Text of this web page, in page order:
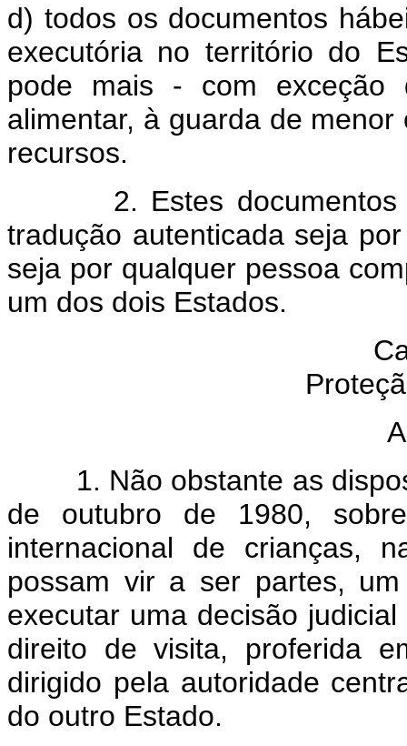
d) todos os documentos
executória no território do
pode mais - com exceção
alimentar, à guarda de
recursos.
2. Estes documentos
tradução autenticada seja
seja por qualquer pessoa
um dos dois Estados.
1. Não obstante as
de outubro de 1980,
internacional de crianças,
possam vir a ser partes,
executar uma decisão
direito de visita, proferida
dirigido pela autoridade
do outro Estado.